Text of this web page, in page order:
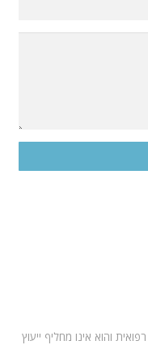
והוא אינו מחליף ייעוץ